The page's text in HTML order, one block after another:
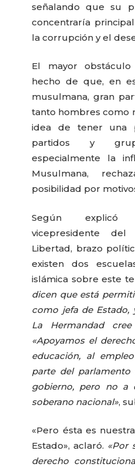
señalando que su
concentraría
la corrupción y el
El mayor
hecho de que, en
musulmana, gran
tanto hombres como
idea de tener una
partidos y
especialmente la
Musulmana,
posibilidad por
Según explicó
vicepresidente
Libertad, brazo
existen dos
islámica sobre este
dicen que está
como jefa de Estado,
La Hermandad
«Apoyamos el
educación, al
parte del
gobierno, pero no a
soberano nacional»,
«Pero ésta es
Estado», aclaró. «Por
derecho